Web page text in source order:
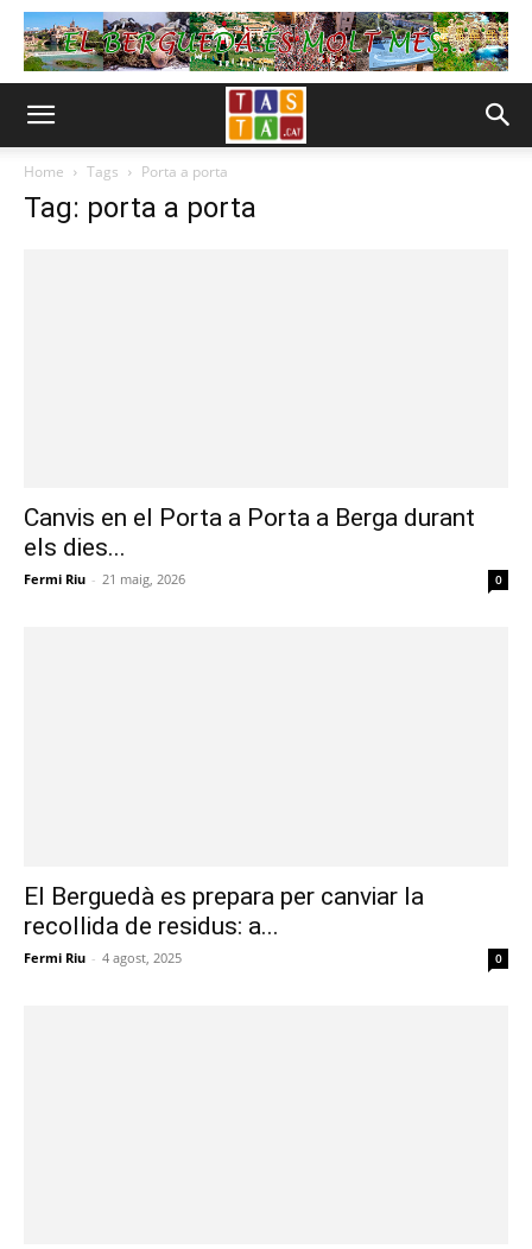
Home Tags Porta a porta
Tag: porta a porta
Canvis en el Porta a Porta a Berga durant
els dies...
Fermi Riu - 21 maig, 2026 0
El Berguedà es prepara per canviar la
recollida de residus: a...
Fermi Riu - 4 agost, 2025 0